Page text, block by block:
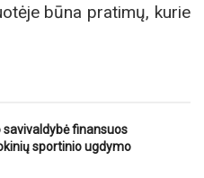
būna pratimų, kurie
savivaldybė finansuos
sportinio ugdymo